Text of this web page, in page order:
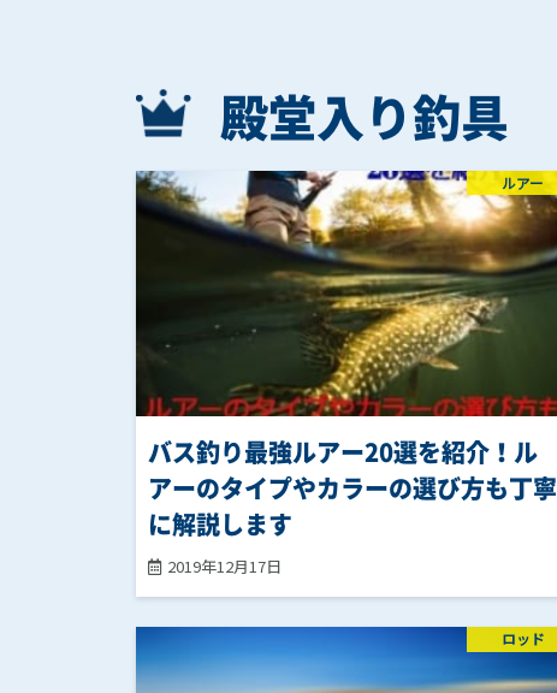
殿堂入り釣具
バス釣り最強ルアー20選を紹介！ル
アーのタイプやカラーの選び方も丁寧
に解説します
2019年12月17日
ルアー
ロッド